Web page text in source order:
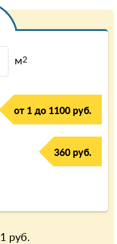
м2
от 1 до 1100 руб.
360 руб.
1руб.